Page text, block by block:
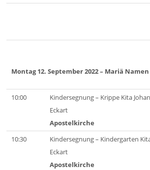
Montag 12. September 2022– Mariä Namen
10:00
Kindersegnung – Krippe Kita
Eckart
Apostelkirche
10:30
Kindersegnung – Kindergarten
Eckart
Apostelkirche